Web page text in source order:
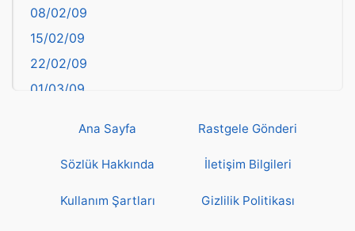
Bingöl
Bitlis
Bolu
Burdur
Çankırı
Çorum
08/02/09
15/02/09
22/02/09
01/03/09
22/03/09
Ana Sayfa Rastgele Gönderi
Sözlük Hakkında İletişim Bilgileri
Kullanım Şartları Gizlilik Politikası